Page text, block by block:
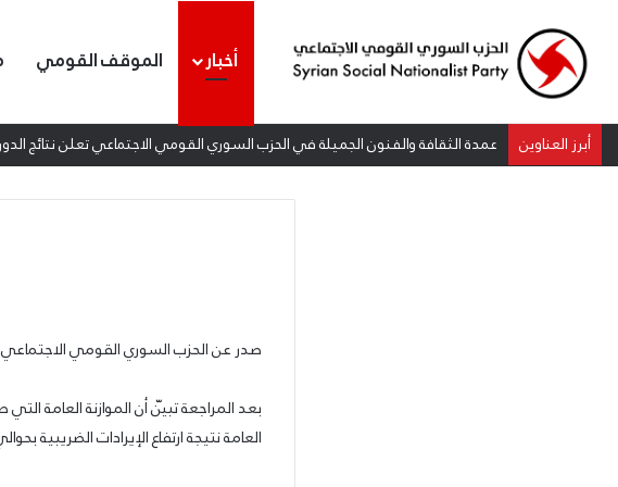
أخبار الموقف القومي
أبرز العناوين عمدة الثقافة والفنون الجميلة في الحزب السوري القومي الاجتماعي تعلن نتائج
صدر عن الحزب السوري القومي الاجتماعي
بعد المراجعة تبيّن أن الموازنة العامة
العامة نتيجة ارتفاع الإيرادات الضريبية